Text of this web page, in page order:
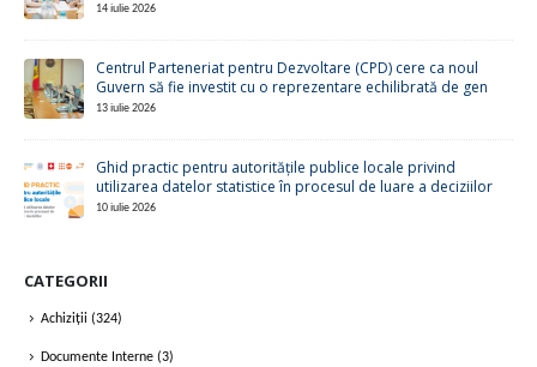
14 iulie 2026
Centrul Parteneriat pentru Dezvoltare (CPD) cere ca noul
Guvern să fie investit cu o reprezentare echilibrată de gen
13 iulie 2026
Ghid practic pentru autoritățile publice locale privind
utilizarea datelor statistice în procesul de luare a deciziilor
10 iulie 2026
CATEGORII
Achiziții (324)
Documente Interne (3)